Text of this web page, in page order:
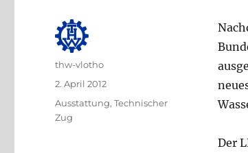
Der
Autor
thw-vlotho
Veröffentlicht
2. April 2012
Kategorien
Ausstattung,Technischer
Zug